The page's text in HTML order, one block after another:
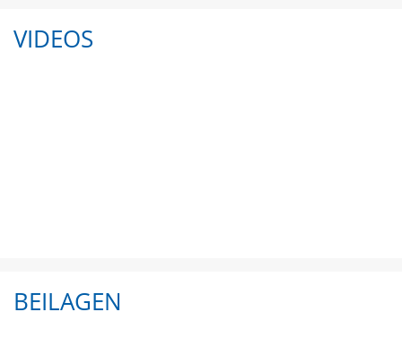
VIDEOS
BEILAGEN